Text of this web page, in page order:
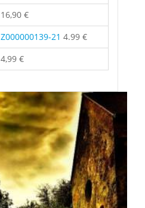
16,90 €
Z000000139-21 4.99 €
4,99 €